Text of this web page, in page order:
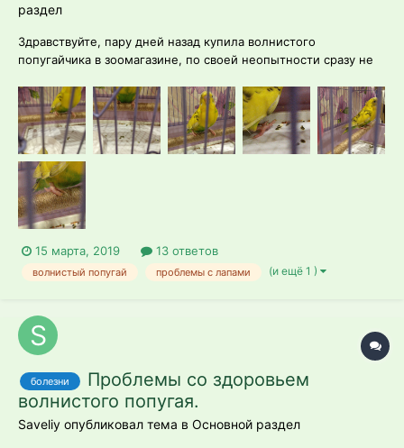
раздел
Здравствуйте, пару дней назад купила волнистого
попугайчика в зоомагазине, по своей неопытности сразу не
сгибаются пальчики, начинает привыкать к новому месту, на
больного не похож, активный, скачет только так, только
когда по клетке взбирается...
15 марта, 2019 13 ответов
волнистый попугай проблемы с лапами (и ещё 1 )
болезни
Проблемы со здоровьем
волнистого попугая.
Saveliy опубликовал тема в Основной раздел